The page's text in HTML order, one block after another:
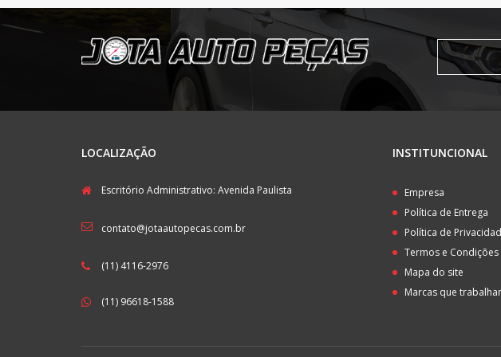
LOCALIZAÇÃO
Escritório Administrativo: Avenida Paulista
contato@jotaautopecas.com.br
(11) 4116-2976
(11) 96618-1588
INSTITUNCIONAL
Empresa
Política de Entrega
Política de
Termos e Condições
Mapa do site
Marcas que